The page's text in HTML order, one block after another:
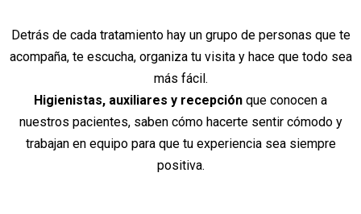
Detrás de cada tratamiento hay un grupo de personas que te
acompaña, te escucha, organiza tu visita y hace que todo sea
más fácil.
Higienistas, auxiliares y recepción que conocen a
nuestros pacientes, saben cómo hacerte sentir cómodo y
trabajan en equipo para que tu experiencia sea siempre
positiva.